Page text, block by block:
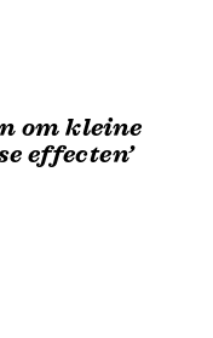
om kleine
effecten’